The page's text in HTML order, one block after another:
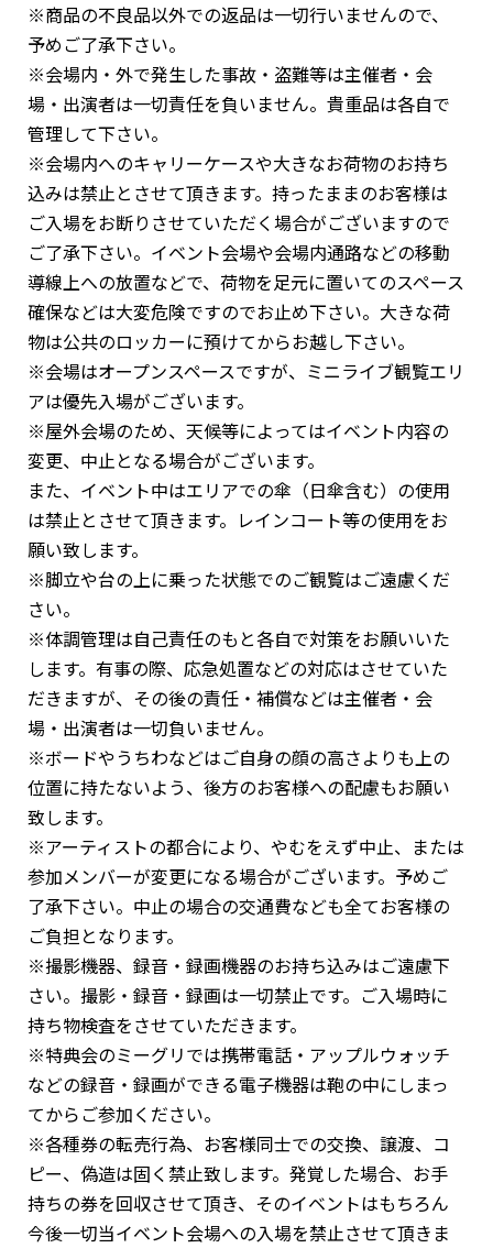
※商品の不良品以外での返品は一切行いませんので、
予めご了承下さい。
※会場内・外で発生した事故・盗難等は主催者・会
場・出演者は一切責任を負いません。貴重品は各自で
管理して下さい。
※会場内へのキャリーケースや大きなお荷物のお持ち
込みは禁止とさせて頂きます。持ったままのお客様は
ご入場をお断りさせていただく場合がございますので
ご了承下さい。イベント会場や会場内通路などの移動
導線上への放置などで、荷物を足元に置いてのスペース
確保などは大変危険ですのでお止め下さい。大きな荷
物は公共のロッカーに預けてからお越し下さい。
※会場はオープンスペースですが、ミニライブ観覧エリ
アは優先入場がございます。
※屋外会場のため、天候等によってはイベント内容の
変更、中止となる場合がございます。
また、イベント中はエリアでの傘（日傘含む）の使用
は禁止とさせて頂きます。レインコート等の使用をお
願い致します。
※脚立や台の上に乗った状態でのご観覧はご遠慮くだ
さい。
※体調管理は自己責任のもと各自で対策をお願いいた
します。有事の際、応急処置などの対応はさせていた
だきますが、その後の責任・補償などは主催者・会
場・出演者は一切負いません。
※ボードやうちわなどはご自身の顔の高さよりも上の
位置に持たないよう、後方のお客様への配慮もお願い
致します。
※アーティストの都合により、やむをえず中止、または
参加メンバーが変更になる場合がございます。予めご
了承下さい。中止の場合の交通費なども全てお客様の
ご負担となります。
※撮影機器、録音・録画機器のお持ち込みはご遠慮下
さい。撮影・録音・録画は一切禁止です。ご入場時に
持ち物検査をさせていただきます。
※特典会のミーグリでは携帯電話・アップルウォッチ
などの録音・録画ができる電子機器は鞄の中にしまっ
てからご参加ください。
※各種券の転売行為、お客様同士での交換、譲渡、コ
ピー、偽造は固く禁止致します。発覚した場合、お手
持ちの券を回収させて頂き、そのイベントはもちろん
今後一切当イベント会場への入場を禁止させて頂きま